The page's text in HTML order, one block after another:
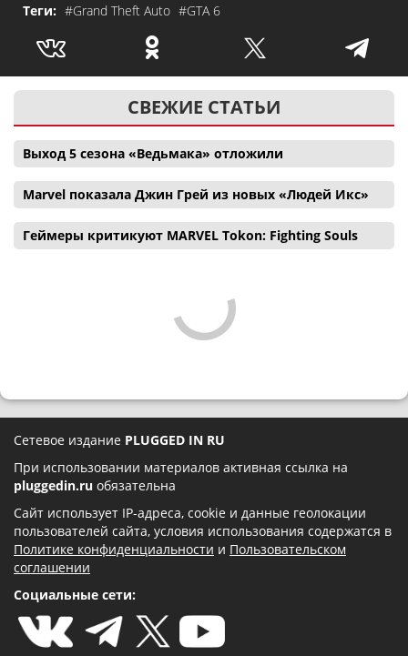
Теги: #Grand Theft Auto #GTA 6
СВЕЖИЕ СТАТЬИ
Выход 5 сезона «Ведьмака» отложили
Marvel показала Джин Грей из новых «Людей Икс»
Геймеры критикуют MARVEL Tokon: Fighting Souls
Сетевое издание PLUGGED IN RU
При использовании материалов активная ссылка на
pluggedin.ru обязательна
Сайт использует IP-адреса, cookie и данные геолокации
пользователей сайта, условия использования содержатся в
Политике конфиденциальности и Пользовательском
соглашении
Социальные сети: